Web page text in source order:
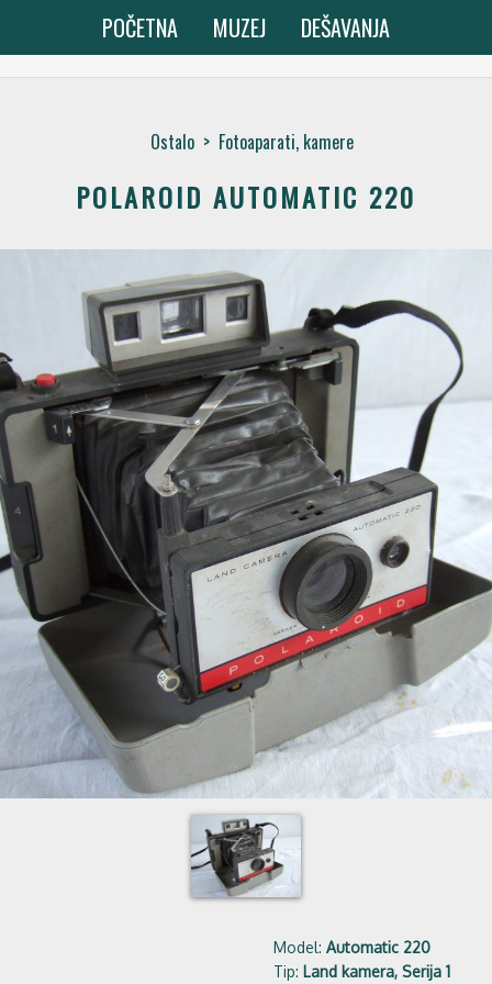
POČETNA MUZEJ DEŠAVANJA
Ostalo> Fotoaparati, kamere
POLAROID AUTOMATIC 220
Model: Automatic 220
Tip: Land kamera, Serija 1